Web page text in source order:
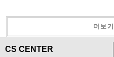
더보기
CS CENTER